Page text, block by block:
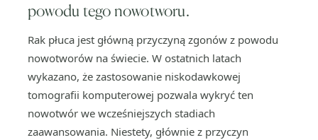
powodu tego nowotworu.
Rak płuca jest główną przyczyną zgonów z powodu
nowotworów na świecie. W ostatnich latach
wykazano, że zastosowanie niskodawkowej
tomografii komputerowej pozwala wykryć ten
nowotwór we wcześniejszych stadiach
zaawansowania. Niestety, głównie z przyczyn